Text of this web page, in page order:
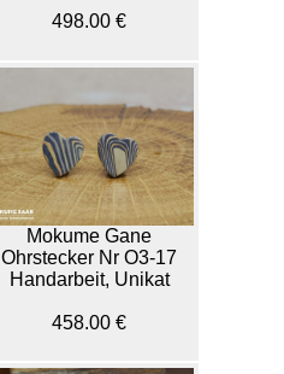
498.00 €
Mokume Gane
Ohrstecker Nr O3-17
Handarbeit, Unikat
458.00 €